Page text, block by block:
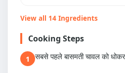
View all 14 Ingredients
Cooking Steps
1 सबसे पहले बासमती चावल को